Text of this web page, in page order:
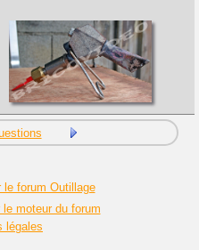
le forum Outillage
le moteur du forum
légales